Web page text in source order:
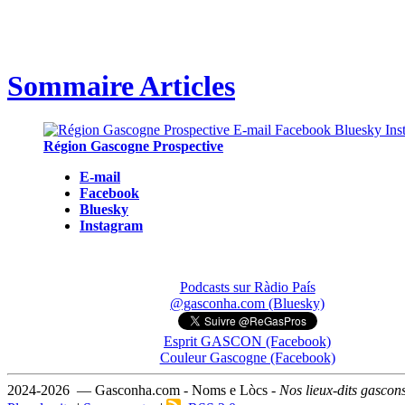
Sommaire Articles
Région Gascogne Prospective
E-mail
Facebook
Bluesky
Instagram
Podcasts sur Ràdio País
@gasconha.com (Bluesky)
Esprit GASCON (Facebook)
Couleur Gascogne (Facebook)
2024-2026 — Gasconha.com - Noms e Lòcs - Nos lieux-dits